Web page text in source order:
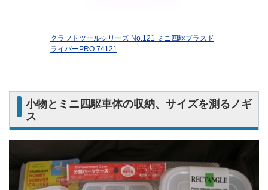
クラフトツールシリーズ No.121 ミニ四駆プラスド
ライバーPRO 74121
小物とミニ四駆車体の収納、サイズを測るノギ
ス